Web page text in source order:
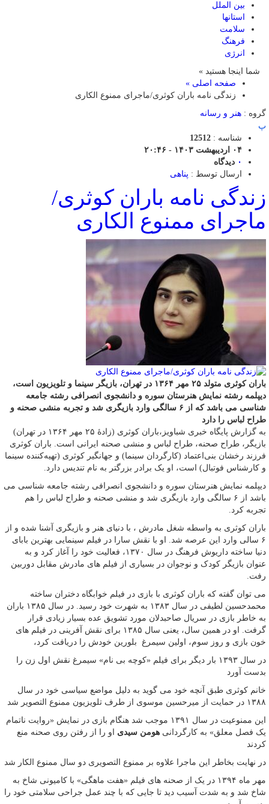
بین الملل
استانها
سلامت
فرهنگ
انرژی
شما اینجا هستید »
صفحه اصلی »
زندگی نامه باران کوثری/ماجرای ممنوع الکاری
گروه : هنر و رسانه
پ
شناسه : 12512
۰۴ اردیبهشت ۱۴۰۳ - ۲۰:۴۶
۰ دیدگاه
ارسال توسط : پناهی
زندگی نامه باران کوثری/
ماجرای ممنوع الکاری
باران کوثری متولد ۲۵ مهر ۱۳۶۴ در تهران، بازیگر سینما و تلویزیون است،
دیپلمه رشته نمایش هنرستان سوره و دانشجوی انصرافی رشته جامعه
شناسی می باشد که از ۶ سالگی وارد بازیگری شد و تجربه منشی صحنه و
طراح لباس را دارد
به گزارش پایگاه خبری شباویز،باران کوثری (زادۀ ۲۵ مهر ۱۳۶۴ در تهران)
بازیگر، طراح صحنه، طراح لباس و منشی صحنه ایرانی است. باران کوثری
فرزند رخشان بنی‌اعتماد (کارگردان سینما) و جهانگیر کوثری (تهیه‌کننده سینما
و کارشناس فوتبال) است، او یک برادر بزرگتر به نام تندیس دارد.
دیپلمه نمایش هنرستان سوره و دانشجوی انصرافی رشته جامعه شناسی می
باشد از ۶ سالگی وارد بازیگری شد و منشی صحنه و طراح لباس را هم
تجربه کرد.
باران کوثری به واسطه شغل مادرش ، با دنیای هنر و بازیگری آشنا شده و از
۶ سالی وارد این عرصه شد. او با نقش سارا در فیلم سینمایی بهترین بابای
دنیا ساخته داریوش فرهنگ در سال ۱۳۷۰، فعالیت خود را آغاز کرد و به
عنوان بازیگر کودک و نوجوان در بسیاری از فیلم های مادرش مقابل دوربین
رفت.
می توان گفته که باران کوثری با بازی در فیلم خوابگاه دختران ساخته
محمدحسین لطیفی در سال ۱۳۸۳ به شهرت خود رسید. در سال ۱۳۸۵ باران
به خاطر بازی در سریال صاحبدلان مورد تشویق عده بسیار زیادی قرار
گرفت. او در همین سال، یعنی سال ۱۳۸۵ برای نقش آفرینی در فیلم های
خون بازی و روز سوم، اولین سیمرغ بلورین خودش را دریافت کرد،
در سال ۱۳۹۳ بار دیگر برای فیلم «کوچه بی نام» سیمرغ نقش اول زن را
بدست آورد
خانم کوثری طبق آنچه خود می گوید به دلیل مواضع سیاسی خود در سال
۱۳۸۸ در حمایت از میرحسین موسوی از طرف تلویزیون ممنوع التصویر شد
این ممنوعیت در سال ۱۳۹۱ موجب شد هنگام بازی در نمایش «روایت ناتمام
یک فصل معلق» به کارگردانی هومن سیدی او را از رفتن روی صحنه منع
کردند
در نهایت بخاطر این ماجرا علاوه بر ممنوع التصویری دو سال ممنوع الکار شد
مهر ماه ۱۳۹۴ در یک از صحنه های فیلم «هفت ماهگی» با کامیونی شاخ به
شاخ شد و به شدت آسیب دید تا جایی که با چند عمل جراحی سلامتی خود را